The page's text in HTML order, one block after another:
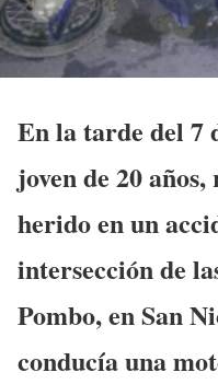
En la tarde del 7
joven de 20
herido en un
intersección de
Pombo, en San
conducía una